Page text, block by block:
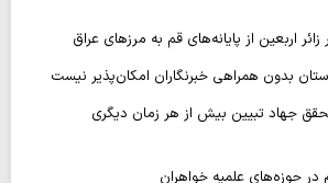
بدون همراهی خبرنگاران امکان‌پذیر نیست
جهاد تبیین بیش از هر زمان دیگری
حوزه‌های علمیه خواهران